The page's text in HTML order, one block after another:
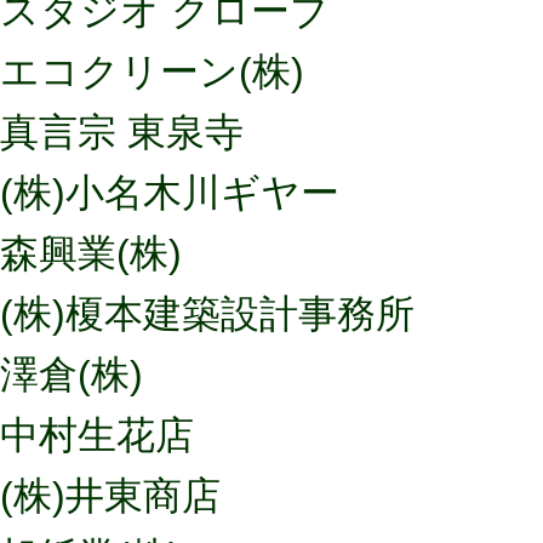
スタジオ クローブ
エコクリーン(株)
真言宗 東泉寺
(株)小名木川ギヤー
森興業(株)
(株)榎本建築設計事務所
澤倉(株)
中村生花店
(株)井東商店